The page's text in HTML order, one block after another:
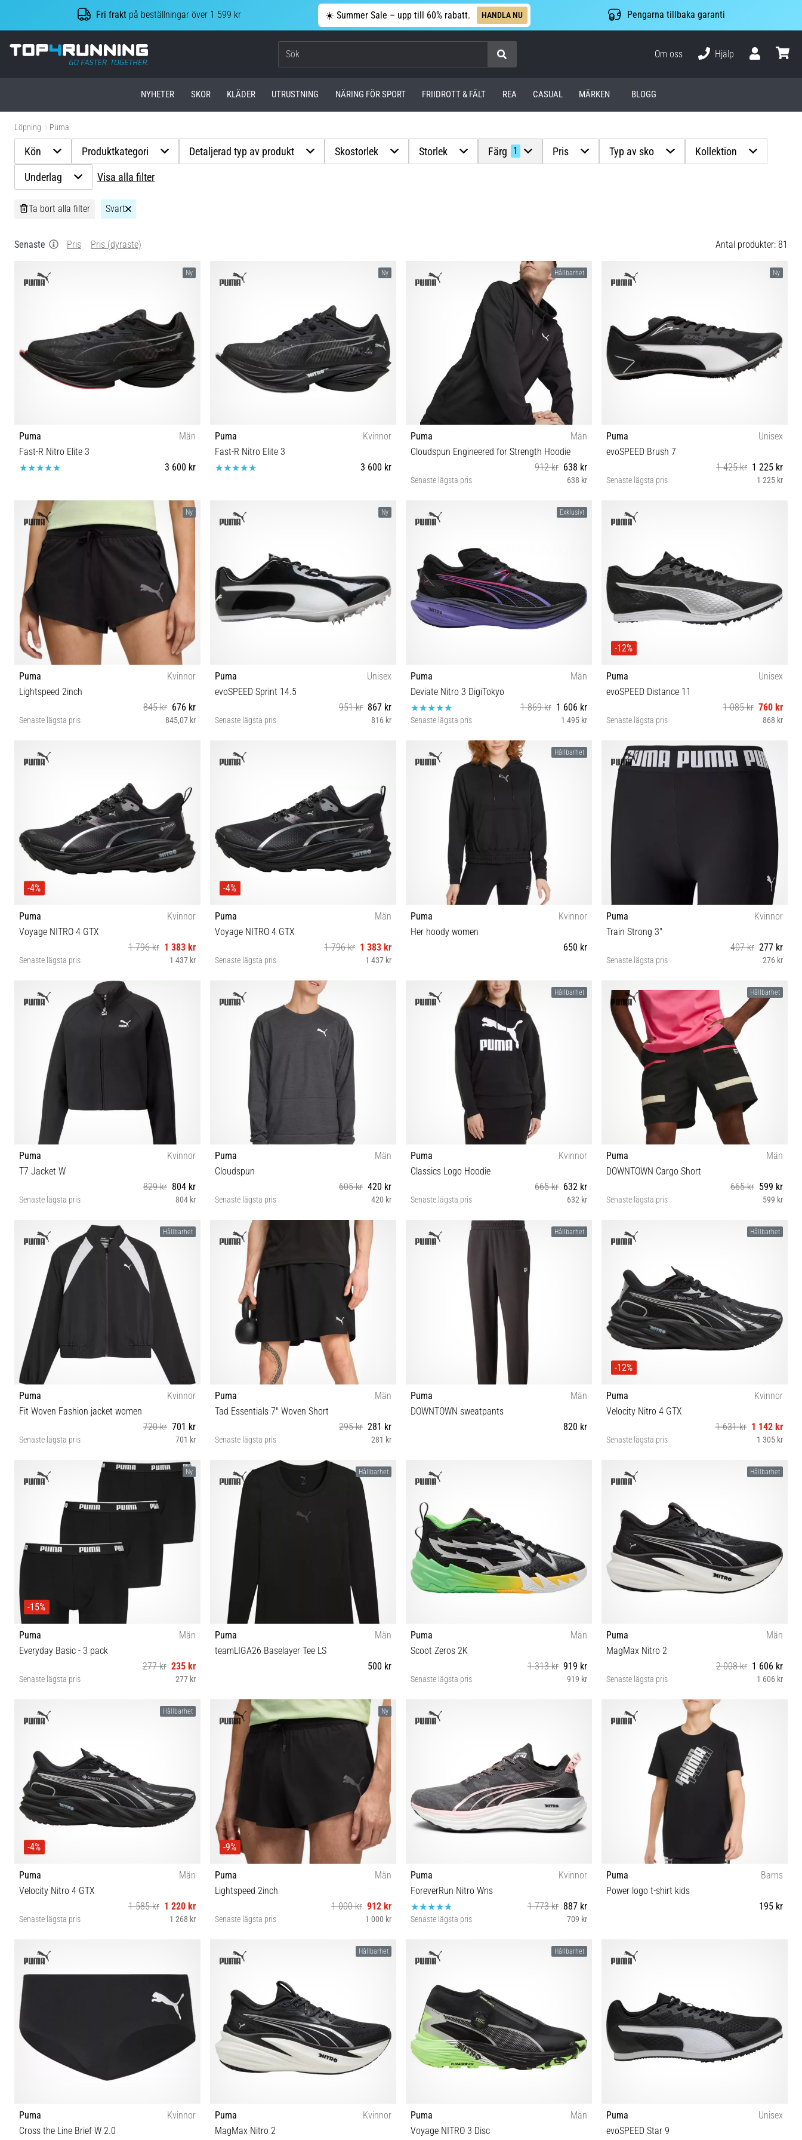
Fri frakt på beställningar över 1 599 kr ☀️ Summer Sale – upp till 60% rabatt. HANDLA NU Pengarna tillbaka garanti
Top4Running.se
Om oss
Hjälp
NYHETER SKOR KLÄDER UTRUSTNING NÄRING FÖR SPORT FRIIDROTT & FÄLT REA CASUAL MÄRKEN BLOGG
Löpning Puma
Kön Produktkategori Detaljerad typ av produkt Skostorlek Storlek Färg 1 Pris Typ av sko Kollektion
Underlag Visa alla filter
Ta bort alla filter Svart
Senaste Pris Pris (dyraste) Antal produkter: 81
Ny
Puma
Män
Fast-R Nitro Elite 3
3 600 kr
41 42 42½ 43 44 44½ 45 46 47
Ny
Puma
Kvinnor
Fast-R Nitro Elite 3
3 600 kr
Hållbarhet
Puma
Män
Cloudspun Engineered for Strength Hoodie
912 kr 638 kr
Senaste lägsta pris 638 kr
Ny
Puma
Unisex
evoSPEED Brush 7
1 425 kr 1 225 kr
Senaste lägsta pris 1 225 kr
38½ 40 40½ 41 42 42½ 43 44 44½ 45 46
Ny
Puma
Kvinnor
Lightspeed 2inch
845 kr 676 kr
Senaste lägsta pris 845,07 kr
Ny
Puma
Unisex
evoSPEED Sprint 14.5
951 kr 867 kr
Senaste lägsta pris 816 kr
37½ 38 38½ 39 40 40½ 41 42 42½ 43 44 44½ 45 46
Exklusivt
Puma
Män
Deviate Nitro 3 DigiTokyo
1 869 kr 1 606 kr
Senaste lägsta pris 1 495 kr
40 41 42 42½ 44 45 46½
-12%
Puma
Unisex
evoSPEED Distance 11
1 085 kr 760 kr
Senaste lägsta pris 868 kr
36 37 37½ 38 38½ 39 40 40½ 42 42½ 43 44 44½ 45
46 46½
-4%
Puma
Kvinnor
Voyage NITRO 4 GTX
1 796 kr 1 383 kr
Senaste lägsta pris 1 437 kr
37½ 38 38½ 39 40 40½ 41 42 42½
-4%
Puma
Män
Voyage NITRO 4 GTX
1 796 kr 1 383 kr
Senaste lägsta pris 1 437 kr
40½ 41 42 42½ 43 44 45 46½ 47
Hållbarhet
Puma
Kvinnor
Her hoody women
650 kr
XS S M L
Puma
Kvinnor
Train Strong 3"
407 kr 277 kr
Senaste lägsta pris 276 kr
L
Puma
Kvinnor
T7 Jacket W
829 kr 804 kr
Senaste lägsta pris 804 kr
Puma
Män
Cloudspun
605 kr 420 kr
Senaste lägsta pris 420 kr
Hållbarhet
Puma
Kvinnor
Classics Logo Hoodie
665 kr 632 kr
Senaste lägsta pris 632 kr
Hållbarhet
Puma
Män
DOWNTOWN Cargo Short
665 kr 599 kr
Senaste lägsta pris 599 kr
Hållbarhet
Puma
Kvinnor
Fit Woven Fashion jacket women
720 kr 701 kr
Senaste lägsta pris 701 kr
S M
Puma
Män
Tad Essentials 7" Woven Short
295 kr 281 kr
Senaste lägsta pris 281 kr
Hållbarhet
Puma
Män
DOWNTOWN sweatpants
820 kr
Hållbarhet
-12%
Puma
Kvinnor
Velocity Nitro 4 GTX
1 631 kr 1 142 kr
Senaste lägsta pris 1 305 kr
37 37½ 38 38½ 39 40 40½ 41 42 42½
Ny
-15%
Puma
Män
Everyday Basic - 3 pack
277 kr 235 kr
Senaste lägsta pris 277 kr
Hållbarhet
Puma
Män
teamLIGA26 Baselayer Tee LS
500 kr
3XL
Puma
Män
Scoot Zeros 2K
1 313 kr 919 kr
Senaste lägsta pris 919 kr
Hållbarhet
Puma
Män
MagMax Nitro 2
2 008 kr 1 606 kr
Senaste lägsta pris 1 606 kr
41 42 42½ 43 44 44½ 46 46½ 48½
Hållbarhet
-4%
Puma
Män
Velocity Nitro 4 GTX
1 585 kr 1 220 kr
Senaste lägsta pris 1 268 kr
40 40½ 42 42½ 43 44 44½ 45 46 46½ 47 48½
Ny
-9%
Puma
Män
Lightspeed 2inch
1 000 kr 912 kr
Senaste lägsta pris 1 000 kr
Puma
Kvinnor
ForeverRun Nitro Wns
1 773 kr 887 kr
Senaste lägsta pris 709 kr
Puma
Barns
Power logo t-shirt kids
195 kr
Puma
Kvinnor
Cross the Line Brief W 2.0
Hållbarhet
Puma
Kvinnor
MagMax Nitro 2
Hållbarhet
Puma
Män
Voyage NITRO 3 Disc
Puma
Unisex
evoSPEED Star 9